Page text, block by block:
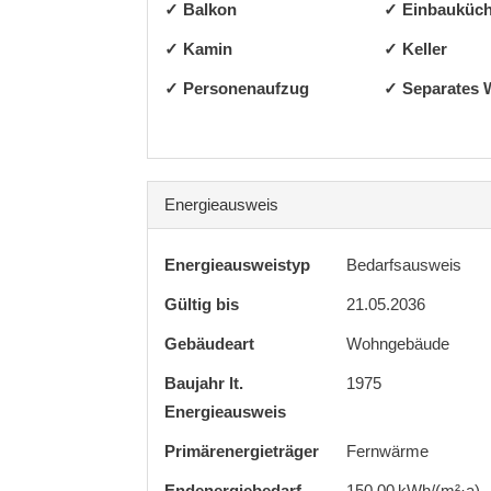
✓ Balkon ✓
✓ Kamin ✓ Keller
✓ Personenaufzug ✓ Separates
Energieausweis
Energieausweistyp Bedarfs­ausweis
Gültig bis 21.05.2036
Gebäudeart Wohngebäude
Baujahr lt.
Energieausweis
1975
Primärenergieträger Fernwärme